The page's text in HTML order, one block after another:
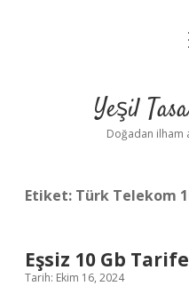
Yeşil
Doğadan ilham
Etiket: Türk Telekom
Eşsiz 10 Gb
Tarih: Ekim 16, 2024